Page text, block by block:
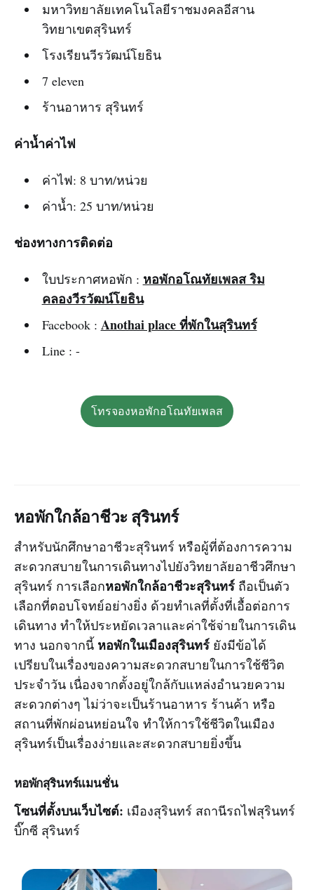
มหาวิทยาลัยเทคโนโลยีราชมงคลอีสาน
วิทยาเขตสุรินทร์
โรงเรียนวีรวัฒน์โยธิน
7 eleven
ร้านอาหาร สุรินทร์
ค่าน้ำค่าไฟ
ค่าไฟ: 8 บาท/หน่วย
ค่าน้ำ: 25 บาท/หน่วย
ช่องทางการติดต่อ
ใบประกาศหอพัก : หอพักอโณทัยเพลส ริม
คลองวีรวัฒน์โยธิน
Facebook : Anothai place ที่พักในสุรินทร์
Line : -
โทรจองหอพักอโณทัยเพลส
หอพักใกล้อาชีวะ สุรินทร์
สำหรับนักศึกษาอาชีวะสุรินทร์ หรือผู้ที่ต้องการความ
สะดวกสบายในการเดินทางไปยังวิทยาลัยอาชีวศึกษา
สุรินทร์ การเลือกหอพักใกล้อาชีวะสุรินทร์ ถือเป็นตัว
เลือกที่ตอบโจทย์อย่างยิ่ง ด้วยทำเลที่ตั้งที่เอื้อต่อการ
เดินทาง ทำให้ประหยัดเวลาและค่าใช้จ่ายในการเดิน
ทาง นอกจากนี้ หอพักในเมืองสุรินทร์ ยังมีข้อได้
เปรียบในเรื่องของความสะดวกสบายในการใช้ชีวิต
ประจำวัน เนื่องจากตั้งอยู่ใกล้กับแหล่งอำนวยความ
สะดวกต่างๆ ไม่ว่าจะเป็นร้านอาหาร ร้านค้า หรือ
สถานที่พักผ่อนหย่อนใจ ทำให้การใช้ชีวิตในเมือง
สุรินทร์เป็นเรื่องง่ายและสะดวกสบายยิ่งขึ้น
หอพักสุรินทร์แมนชั่น
โซนที่ตั้งบนเว็บไซต์: เมืองสุรินทร์ สถานีรถไฟสุรินทร์
บิ๊กซี สุรินทร์